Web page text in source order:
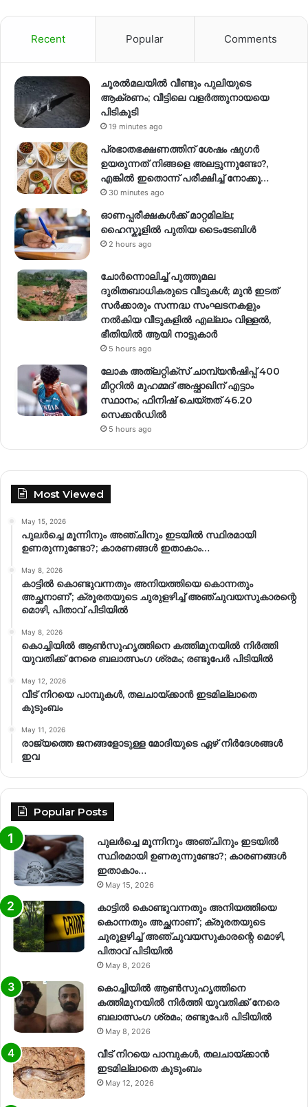
Recent Popular Comments
ചൂരൽമലയിൽ വീണ്ടും പുലിയുടെ
ആക്രണം; വീട്ടിലെ വളർത്തുനായയെ
പിടികൂടി
19 minutes ago
പ്രഭാതഭക്ഷണത്തിന് ശേഷം ഷുഗർ
ഉയരുന്നത് നിങ്ങളെ അലട്ടുന്നുണ്ടോ?,
എങ്കിൽ ഇതൊന്ന് പരീക്ഷിച്ച് നോക്കൂ…
30 minutes ago
ഓണപ്പരീക്ഷകൾക്ക് മാറ്റമില്ല;
ഹൈസ്കൂളിൽ പുതിയ ടൈംടേബിൾ
2 hours ago
ചോർന്നൊലിച്ച് പുത്തുമല
ദുരിതബാധികരുടെ വീടുകൾ; മുൻ ഇടത്
സർക്കാരും സന്നദ്ധ സംഘടനകളും
നൽകിയ വീടുകളിൽ എല്ലാം വിള്ളൽ,
ഭീതിയിൽ ആയി നാട്ടുകാർ
5 hours ago
ലോക അത്‌ലറ്റിക്‌സ് ചാമ്പ്യൻഷിപ്പ് 400
മീറ്ററിൽ മുഹമ്മദ് അഷ്ഫാഖിന് എട്ടാം
സ്ഥാനം; ഫിനിഷ് ചെയ്തത് 46.20
സെക്കൻഡിൽ
5 hours ago
Most Viewed
May 15, 2026
പുലർച്ചെ മൂന്നിനും അഞ്ചിനും ഇടയിൽ സ്ഥിരമായി
ഉണരുന്നുണ്ടോ?; കാരണങ്ങള്‍ ഇതാകാം…
May 8, 2026
കാട്ടിൽ കൊണ്ടുവന്നതും അനിയത്തിയെ കൊന്നതും
അച്ഛനാണ്’; ക്രൂരതയുടെ ചുരുളഴിച്ച് അഞ്ചുവയസുകാരന്റെ
മൊഴി, പിതാവ് പിടിയിൽ
May 8, 2026
കൊച്ചിയിൽ ആൺസുഹൃത്തിനെ കത്തിമുനയിൽ നിർത്തി
യുവതിക്ക് നേരെ ബലാത്സംഗ​ ശ്രമം; രണ്ടുപേർ പിടിയിൽ
May 12, 2026
വീട് നിറയെ പാമ്പുകൾ, തലചായ്ക്കാൻ ഇടമില്ലാതെ
കുടുംബം
May 11, 2026
രാജ്യത്തെ ജനങ്ങളോടുള്ള മോദിയുടെ ഏഴ് നിര്‍ദേശങ്ങള്‍
ഇവ
Popular Posts
പുലർച്ചെ മൂന്നിനും അഞ്ചിനും ഇടയിൽ
സ്ഥിരമായി ഉണരുന്നുണ്ടോ?; കാരണങ്ങള്‍
ഇതാകാം…
May 15, 2026
കാട്ടിൽ കൊണ്ടുവന്നതും അനിയത്തിയെ
കൊന്നതും അച്ഛനാണ്’; ക്രൂരതയുടെ
ചുരുളഴിച്ച് അഞ്ചുവയസുകാരന്റെ മൊഴി,
പിതാവ് പിടിയിൽ
May 8, 2026
കൊച്ചിയിൽ ആൺസുഹൃത്തിനെ
കത്തിമുനയിൽ നിർത്തി യുവതിക്ക് നേരെ
ബലാത്സംഗ​ ശ്രമം; രണ്ടുപേർ പിടിയിൽ
May 8, 2026
വീട് നിറയെ പാമ്പുകൾ, തലചായ്ക്കാൻ
ഇടമില്ലാതെ കുടുംബം
May 12, 2026